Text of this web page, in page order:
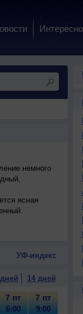
немного
ясная
УФ-индекс
14 дней
7 пт
6:00
7 пт
9:00